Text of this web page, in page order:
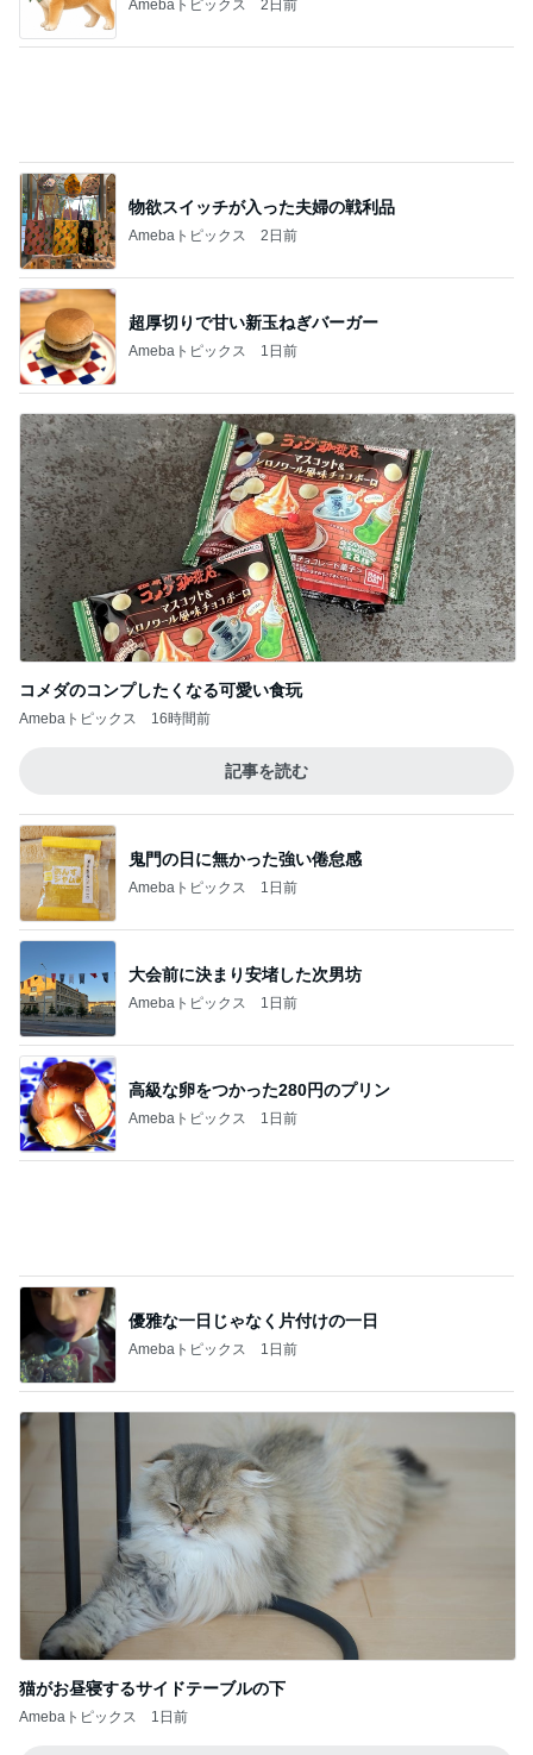
コメダのコンプしたくなる可愛い食玩
鬼門の日に無かった強い倦怠感
Amebaトピックス 1日前
大会前に決まり安堵した次男坊
Amebaトピックス 1日前
高級な卵をつかった280円のプリン
Amebaトピックス 1日前
優雅な一日じゃなく片付けの一日
Amebaトピックス 1日前
猫がお昼寝するサイドテーブルの下
Amebaトピックス
記事を読む
中受が優勢になった息子の成績表
Amebaトピックス 12時間前
応募したい当たった事のないパーティ
Amebaトピックス 19時間前
ブラック派も気になる大人のカフェモカ
Amebaトピックス 1日前